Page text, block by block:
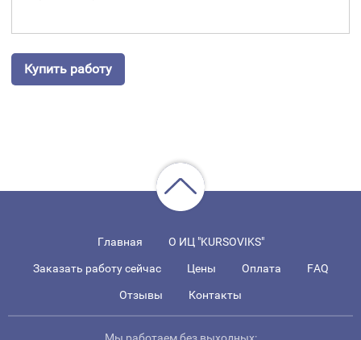
Купить работу
Главная О ИЦ "KURSOVIKS"
Заказать работу сейчас Цены Оплата FAQ
Отзывы Контакты